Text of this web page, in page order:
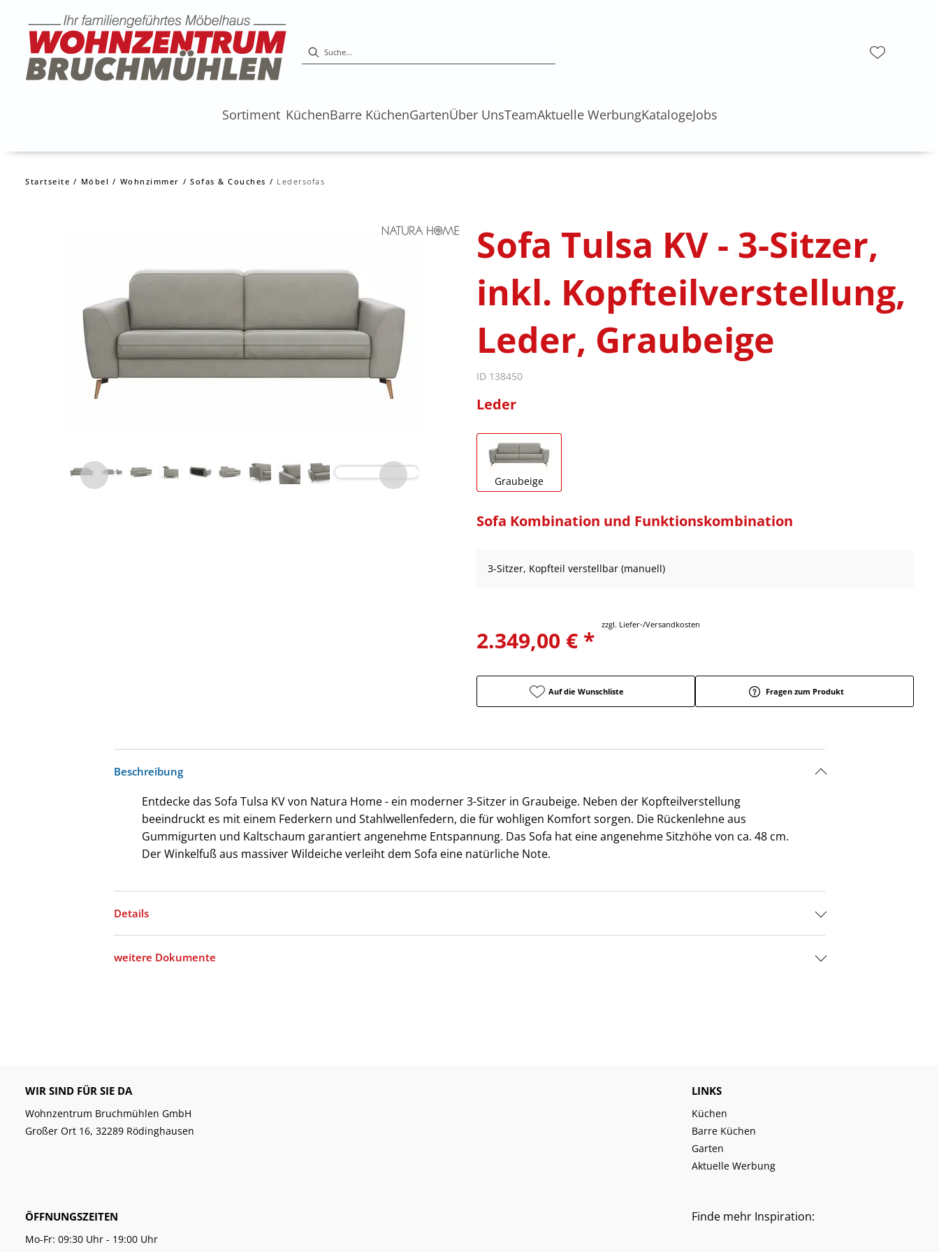
Sortiment KüchenBarre KüchenGartenÜber UnsTeamAktuelle WerbungKatalogeJobs
Startseite Möbel Wohnzimmer Sofas & Couches Ledersofas
Sofa Tulsa KV - 3-Sitzer,
inkl. Kopfteilverstellung,
Leder, Graubeige
ID 138450
Leder
Graubeige
Sofa Kombination und Funktionskombination
3-Sitzer, Kopfteil verstellbar (manuell)
2.349,00 € *
zzgl. Liefer-/Versandkosten
Auf die Wunschliste Fragen zum Produkt
Beschreibung
Entdecke das Sofa Tulsa KV von Natura Home - ein moderner 3-Sitzer in Graubeige. Neben der Kopfteilverstellung
beeindruckt es mit einem Federkern und Stahlwellenfedern, die für wohligen Komfort sorgen. Die Rückenlehne aus
Gummigurten und Kaltschaum garantiert angenehme Entspannung. Das Sofa hat eine angenehme Sitzhöhe von ca. 48 cm.
Der Winkelfuß aus massiver Wildeiche verleiht dem Sofa eine natürliche Note.
Details
weitere Dokumente
WIR SIND FÜR SIE DA
Wohnzentrum Bruchmühlen GmbH
Großer Ort 16, 32289 Rödinghausen
LINKS
Küchen
Barre Küchen
Garten
Aktuelle Werbung
ÖFFNUNGSZEITEN
Mo-Fr: 09:30 Uhr - 19:00 Uhr
Finde mehr Inspiration: